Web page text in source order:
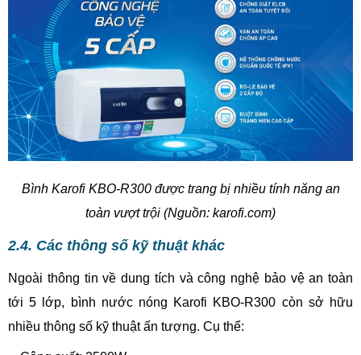
Bình Karofi KBO-R300 được trang bị nhiều tính năng an
toàn vượt trội (Nguồn: karofi.com)
2.4. Các thông số kỹ thuật khác
Ngoài thông tin về dung tích và công nghệ bảo vệ an toàn
tới 5 lớp, bình nước nóng Karofi KBO-R300 còn sở hữu
nhiều thông số kỹ thuật ấn tượng. Cụ thể: